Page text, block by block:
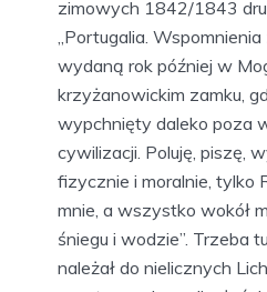
zimowych 1842/1843
„Portugalia. Wspomnienia
wydaną rok później w
krzyżanowickim zamku,
wypchnięty daleko poza
cywilizacji. Poluję, piszę,
fizycznie i moralnie, tylko
mnie, a wszystko wokół
śniegu i wodzie”. Trzeba
należał do nielicznych